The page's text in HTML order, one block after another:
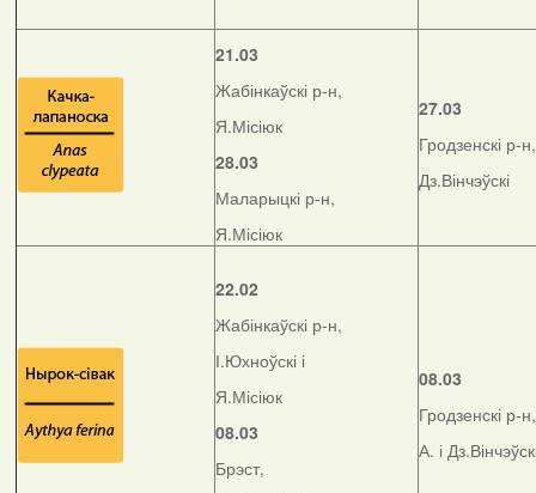
21.03
Жабінкаўскі р-н,
Я.Місіюк
28.03
Маларыцкі р-н,
Я.Місіюк
27.03
Гродзенскі р-н,
Дз.Вінчэўскі
22.02
Жабінкаўскі р-н,
І.Юхноўскі і
Я.Місіюк
08.03
Брэст,
08.03
Гродзенскі р-н,
А. і